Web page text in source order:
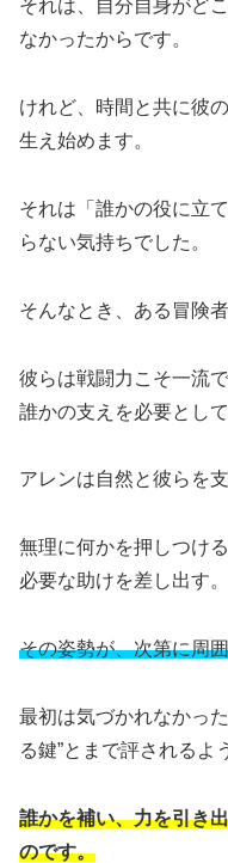
それは、自分自身がど
なかったからです。
けれど、時間と共に彼
生え始めます。
それは「誰かの役に立
らない気持ちでした。
そんなとき、ある冒険
彼らは戦闘力こそ一流
誰かの支えを必要として
アレンは自然と彼らを
無理に何かを押しつけ
必要な助けを差し出す。
その姿勢が、次第に周
最初は気づかれなかっ
る鍵”とまで評されるよ
誰かを補い、力を引き
のです。